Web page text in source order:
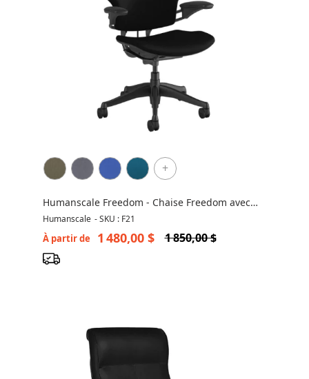
+
Humanscale Freedom - Chaise Freedom avec
Appui-Tête
Humanscale -SKU : F21
À partir de 1 480,00 $ 1 850,00 $